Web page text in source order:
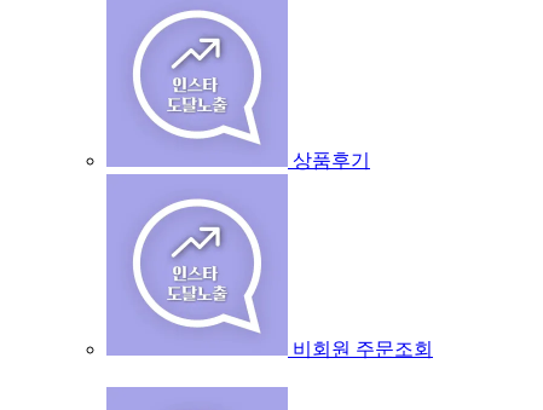
상품후기
비회원 주문조회